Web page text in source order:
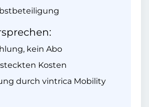
kein Abo
Kosten
durch vintrica Mobility